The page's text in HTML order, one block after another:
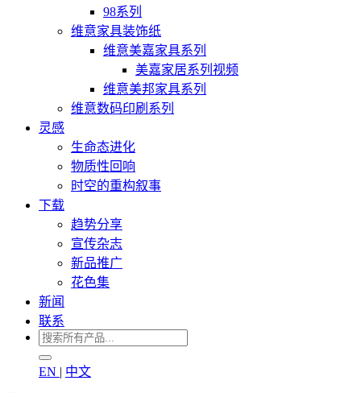
98系列
维意家具装饰纸
维意美嘉家具系列
美嘉家居系列视频
维意美邦家具系列
维意数码印刷系列
灵感
生命态进化
物质性回响
时空的重构叙事
下载
趋势分享
宣传杂志
新品推广
花色集
新闻
联系
EN | 中文